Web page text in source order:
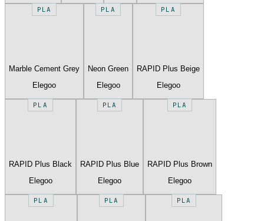
PLA
Marble Cement Grey
Elegoo
PLA
Neon Green
Elegoo
PLA
RAPID Plus Beige
Elegoo
PLA
RAPID Plus Black
Elegoo
PLA
RAPID Plus Blue
Elegoo
PLA
RAPID Plus Brown
Elegoo
PLA PLA PLA